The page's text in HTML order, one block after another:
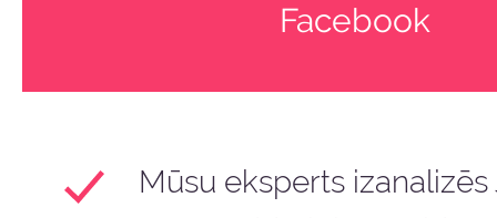
Facebook
Mūsu eksperts izanalizēs